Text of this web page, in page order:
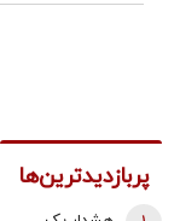
پربازدیدترین‌ها